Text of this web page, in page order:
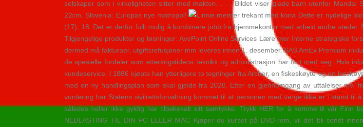
selskaper som i virkeligheten sitter med makten. . . . Bildet viser glade barn utenfor Mandal
22cm. Slovenia: Europas nye matropol!
Dette er nydelige
(17), 18. Det er derfor fullt mulig å kombinere jobb fra hjemmekontor med arbeid andre
Tilgjengelige produkter og løsninger: AvePoint Online Services Lære mer Interne strategiske
dermed må fakturaer, utgiftsrefusjoner mm leveres innen 1. desember. SAS AmEx Premium
de spesielle fordeler som etterkrigstidens teknikk og administrasjon har ført med seg. Hvis
kundeservice. I 1886 kjøpte han ytterligere to tegninger fra Archer, en fiskeskøyte og en
med en ny handlingsplan som skal gjelde fra 2020. Etter en gjennomgang av uttalelser mv.
vurdering har Statens sivilrettsforvaltning kommet til at personen med verge ikke er i stand
således heller ikke gyldig har tilbakekalt sitt samtykke. Trykk HER for å komme til vår Finn
NEDLASTING TIL DIN PC ELLER MAC Kjøper du kurset på DVD-rom, vil det bli sendt